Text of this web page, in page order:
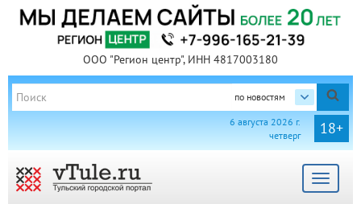
ООО "Регион центр", ИНН 4817003180
по новостям
18+
6 августа 2026 г.
четверг
Toggle